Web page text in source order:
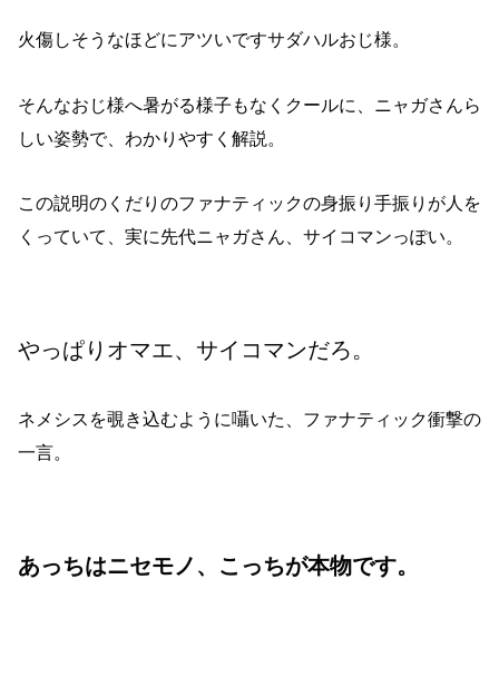
火傷しそうなほどにアツいですサダハルおじ様。
そんなおじ様へ暑がる様子もなくクールに、ニャガさんら
しい姿勢で、わかりやすく解説。
この説明のくだりのファナティックの身振り手振りが人を
くっていて、実に先代ニャガさん、サイコマンっぽい。
やっぱりオマエ、サイコマンだろ。
ネメシスを覗き込むように囁いた、ファナティック衝撃の
一言。
あっちはニセモノ、こっちが本物です。